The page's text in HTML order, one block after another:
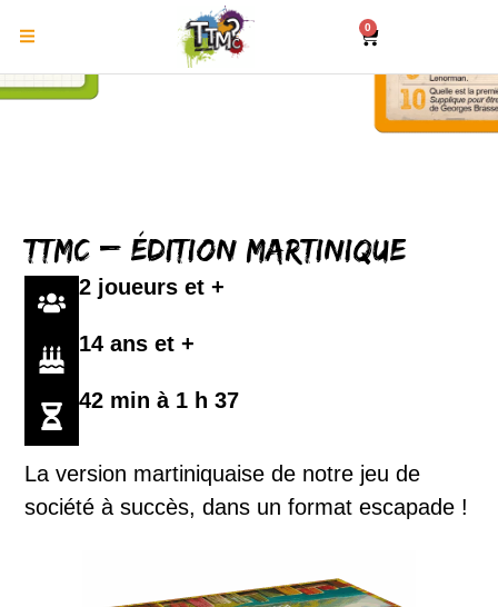
0
TTMC – Édition Martinique
2 joueurs et +
14 ans et +
42 min à 1 h 37
La version martiniquaise de notre jeu de
société à succès, dans un format escapade !